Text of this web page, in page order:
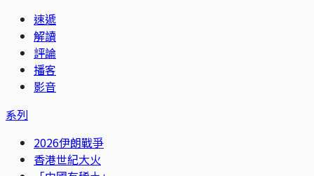
速遞
解讀
評論
播客
影音
系列
2026伊朗戰爭
香港世紀大火